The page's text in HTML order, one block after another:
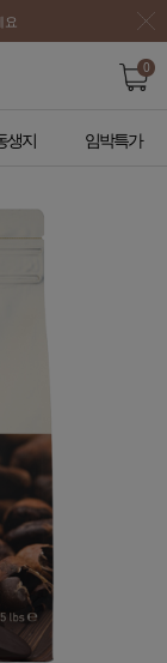
0
생지 임박특가